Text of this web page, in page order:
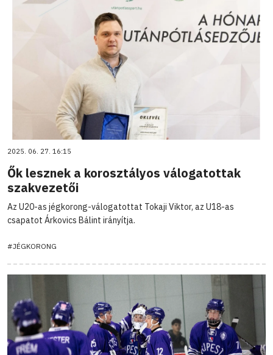
2025. 06. 27. 16:15
Ők lesznek a korosztályos válogatottak
szakvezetői
Az U20-as jégkorong-válogatottat Tokaji Viktor, az U18-as
csapatot Árkovics Bálint irányítja.
#JÉGKORONG